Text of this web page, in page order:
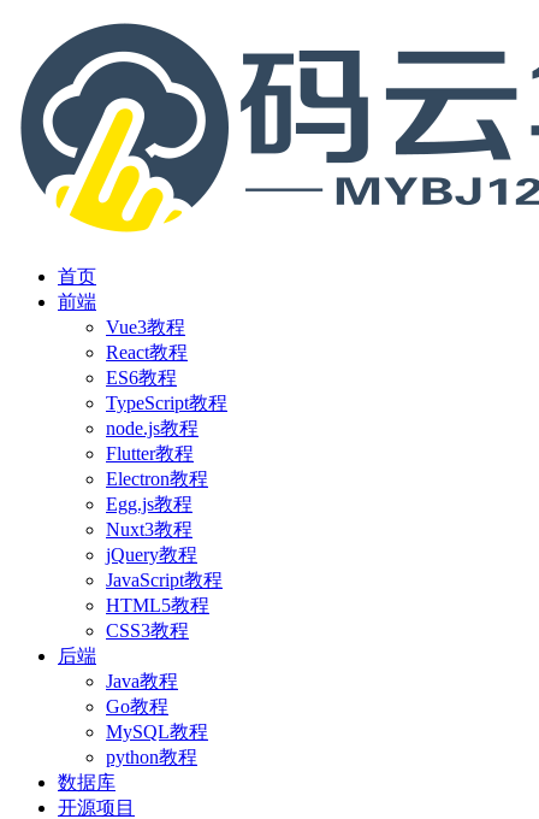
首页
前端
Vue3教程
React教程
ES6教程
TypeScript教程
node.js教程
Flutter教程
Electron教程
Egg.js教程
Nuxt3教程
jQuery教程
JavaScript教程
HTML5教程
CSS3教程
后端
Java教程
Go教程
MySQL教程
python教程
数据库
开源项目